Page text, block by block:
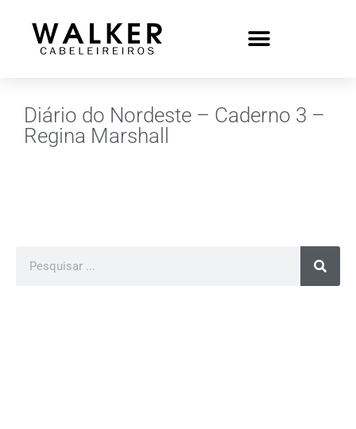
Diário do Nordeste – Caderno 3 –
Regina Marshall